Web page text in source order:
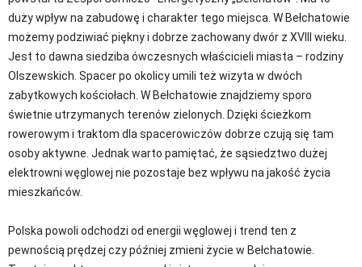
duży wpływ na zabudowę i charakter tego miejsca. W Bełchatowie
możemy podziwiać piękny i dobrze zachowany dwór z XVIII wieku.
Jest to dawna siedziba ówczesnych właścicieli miasta – rodziny
Olszewskich. Spacer po okolicy umili też wizyta w dwóch
zabytkowych kościołach. W Bełchatowie znajdziemy sporo
świetnie utrzymanych terenów zielonych. Dzięki ścieżkom
rowerowym i traktom dla spacerowiczów dobrze czują się tam
osoby aktywne. Jednak warto pamiętać, że sąsiedztwo dużej
elektrowni węglowej nie pozostaje bez wpływu na jakość życia
mieszkańców.
Polska powoli odchodzi od energii węglowej i trend ten z
pewnością prędzej czy później zmieni życie w Bełchatowie.